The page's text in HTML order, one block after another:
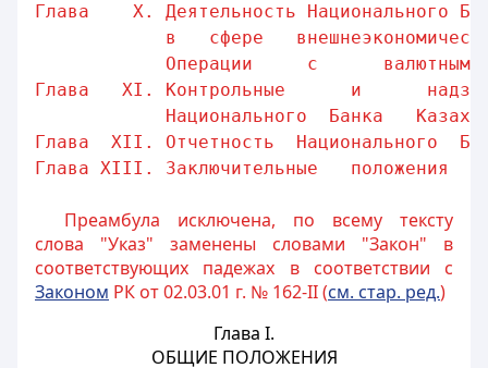
Глава    Х. Деятельность Национального
в   сфере
Операции     с
Глава   ХI. Контрольные      и
Национального  Банка
Глава  ХII. Отчетность  Национального
Глава XIII. Заключительные   положения
Преамбула исключена, по всему тексту
слова "Указ" заменены словами "Закон" в
соответствующих падежах в соответствии с
Законом РК от 02.03.01 г. № 162-II (см. стар. ред.)
Глава I.
ОБЩИЕ ПОЛОЖЕНИЯ